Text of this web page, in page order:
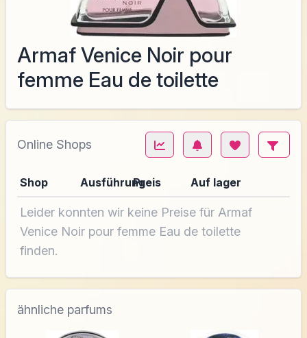
Armaf Venice Noir pour
femme Eau de toilette
Online Shops
Shop AusführungPreis Auf lager
Leider konnten wir keine Preise für Armaf
Venice Noir pour femme Eau de toilette
finden.
ähnliche parfums